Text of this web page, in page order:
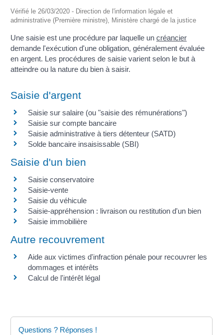
Vérifié le 26/03/2020 - Direction de l'information légale et
administrative (Première ministre), Ministère chargé de la justice
Une saisie est une procédure par laquelle uncréancier
demande l'exécution d'une obligation, généralement évaluée
en argent. Les procédures de saisie varient selon le but à
atteindre ou la nature du bien à saisir.
Saisie d'argent
Saisie sur salaire (ou "saisie des rémunérations")
Saisie sur compte bancaire
Saisie administrative à tiers détenteur (SATD)
Solde bancaire insaisissable (SBI)
Saisie d'un bien
Saisie conservatoire
Saisie-vente
Saisie du véhicule
Saisie-appréhension : livraison ou restitution d'un bien
Saisie immobilière
Autre recouvrement
Aide aux victimes d'infraction pénale pour recouvrer les
dommages et intérêts
Calcul de l'intérêt légal
Questions ? Réponses !